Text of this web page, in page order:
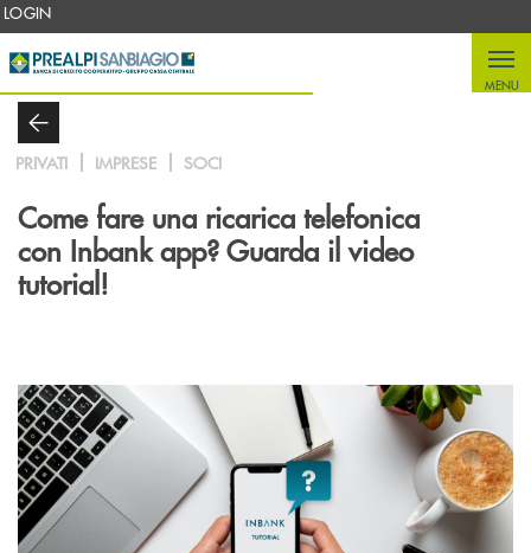
Salta al contenuto principale
LOGIN
MENU
PRIVATI IMPRESE SOCI
Come fare una ricarica telefonica
con Inbank app? Guarda il video
tutorial!